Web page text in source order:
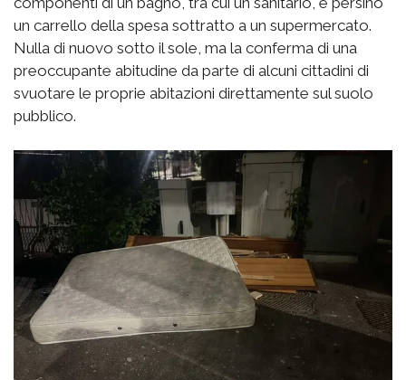
un carrello della spesa sottratto a un supermercato.
Nulla di nuovo sotto il sole, ma la conferma di una
preoccupante abitudine da parte di alcuni cittadini di
svuotare le proprie abitazioni direttamente sul suolo
pubblico.